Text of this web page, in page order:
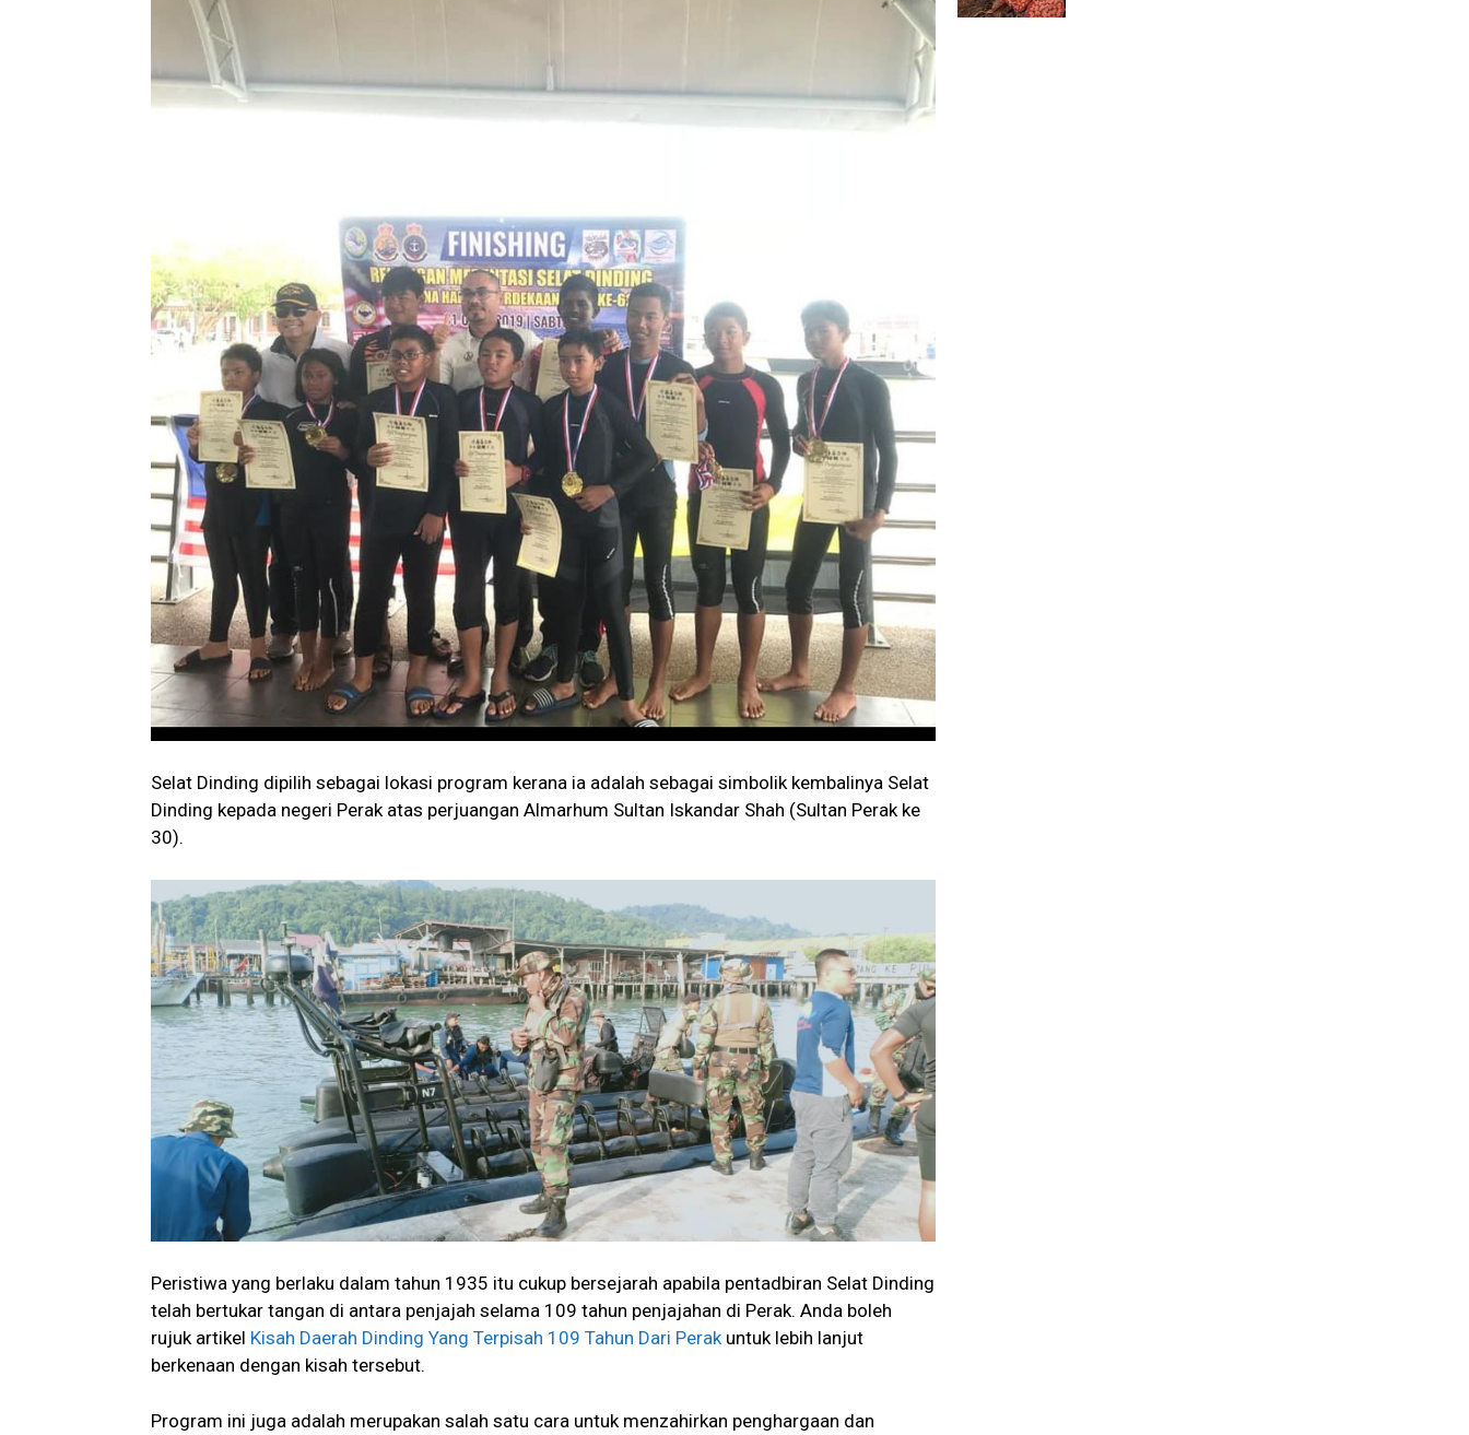
Selat Dinding dipilih sebagai lokasi program kerana ia adalah sebagai simbolik kembalinya Selat
Dinding kepada negeri Perak atas perjuangan Almarhum Sultan Iskandar Shah (Sultan Perak ke
30).
Peristiwa yang berlaku dalam tahun 1935 itu cukup bersejarah apabila pentadbiran Selat Dinding
telah bertukar tangan di antara penjajah selama 109 tahun penjajahan di Perak. Anda boleh
rujuk artikel Kisah Daerah Dinding Yang Terpisah 109 Tahun Dari Perak untuk lebih lanjut
berkenaan dengan kisah tersebut.
Program ini juga adalah merupakan salah satu cara untuk menzahirkan penghargaan dan